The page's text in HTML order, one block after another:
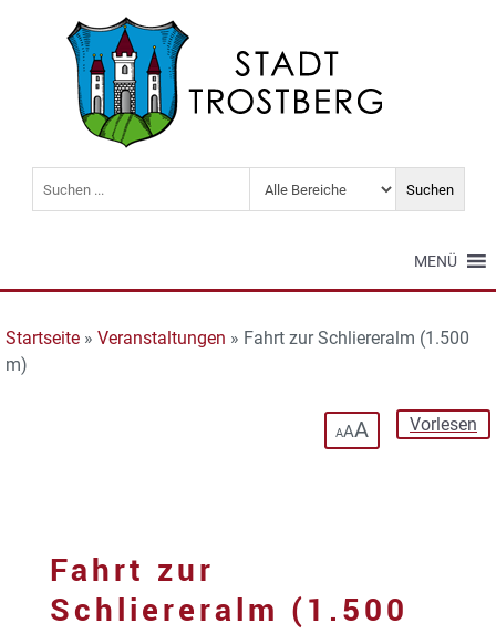
MENÜ
Startseite » Veranstaltungen » Fahrt zur Schliereralm (1.500
m)
Vorlesen
AAA
Fahrt zur
Schliereralm (1.500